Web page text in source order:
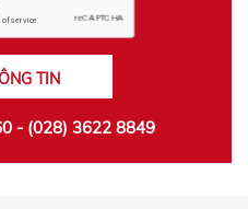
TIN
- (028) 3622 8849